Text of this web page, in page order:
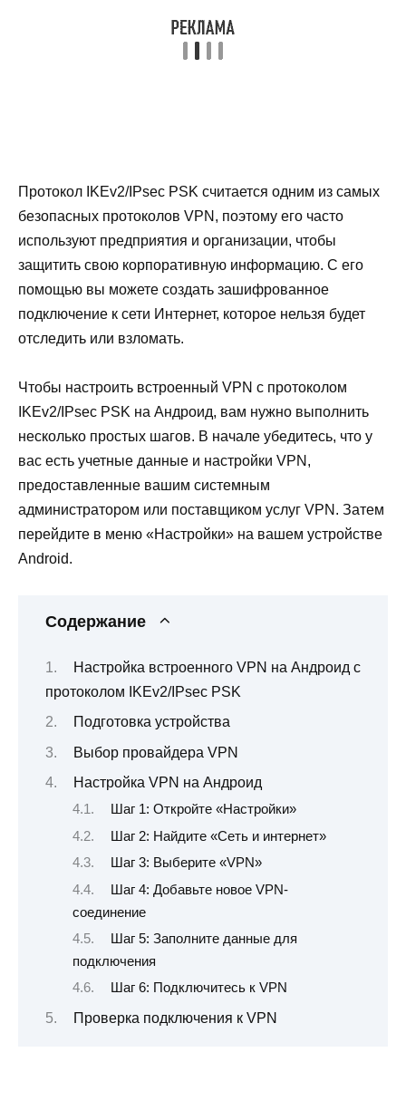
Протокол IKEv2/IPsec PSK считается одним из самых
безопасных протоколов VPN, поэтому его часто
используют предприятия и организации, чтобы
защитить свою корпоративную информацию. С его
помощью вы можете создать зашифрованное
подключение к сети Интернет, которое нельзя будет
отследить или взломать.
Чтобы настроить встроенный VPN с протоколом
IKEv2/IPsec PSK на Андроид, вам нужно выполнить
несколько простых шагов. В начале убедитесь, что у
вас есть учетные данные и настройки VPN,
предоставленные вашим системным
администратором или поставщиком услуг VPN. Затем
перейдите в меню «Настройки» на вашем устройстве
Android.
Содержание
Настройка встроенного VPN на Андроид с
протоколом IKEv2/IPsec PSK
Подготовка устройства
Выбор провайдера VPN
Настройка VPN на Андроид
Шаг 1: Откройте «Настройки»
Шаг 2: Найдите «Сеть и интернет»
Шаг 3: Выберите «VPN»
Шаг 4: Добавьте новое VPN-
соединение
Шаг 5: Заполните данные для
подключения
Шаг 6: Подключитесь к VPN
Проверка подключения к VPN